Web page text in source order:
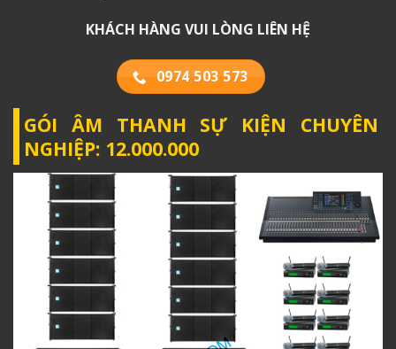
KHÁCH HÀNG VUI LÒNG LIÊN HỆ
0974 503 573
GÓI ÂM THANH SỰ KIỆN CHUYÊN
NGHIỆP: 12.000.000